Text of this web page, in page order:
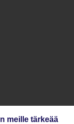
meille tärkeää